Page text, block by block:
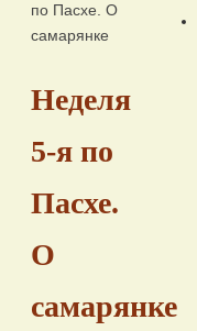
по Пасхе. О
самарянке
Неделя
5-я по
Пасхе.
О
самарянке